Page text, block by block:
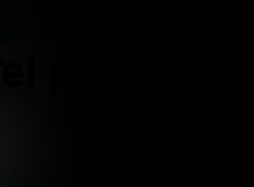
programma